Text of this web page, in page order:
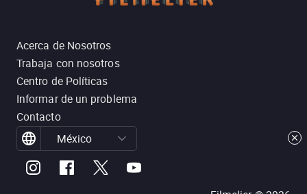
Acerca de Nosotros
Trabaja con nosotros
Centro de Políticas
Informar de un problema
Contacto
México